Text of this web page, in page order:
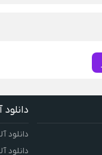
دانلود
دانلود
دانلود